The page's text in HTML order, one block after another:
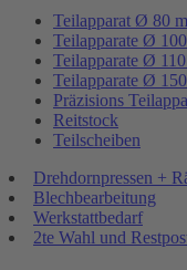
Teilapparat Ø 80
Teilapparate Ø
Teilapparate Ø
Teilapparate Ø
Präzisions
Reitstock
Teilscheiben
Drehdornpressen +
Blechbearbeitung
Werkstattbedarf
2te Wahl und